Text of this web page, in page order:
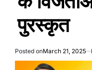
पुरस्कृत
Posted onMarch 21, 2025